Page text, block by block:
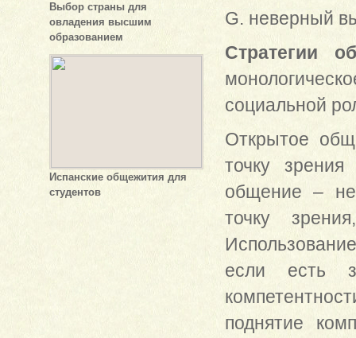
Выбор страны для
овладения высшим
образованием
Испанские общежития для
студентов
G. неверный
Стратегии
социальной
Открытое
точку
общение –
точку
если есть
поднятие